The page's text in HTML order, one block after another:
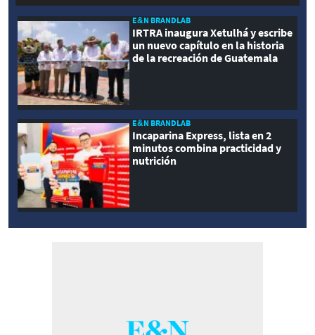
E&N BRANDLAB
IRTRA inaugura Xetulhá y escribe
un nuevo capítulo en la historia
de la recreación de Guatemala
E&N BRANDLAB
Incaparina Express, lista en 2
minutos combina practicidad y
nutrición